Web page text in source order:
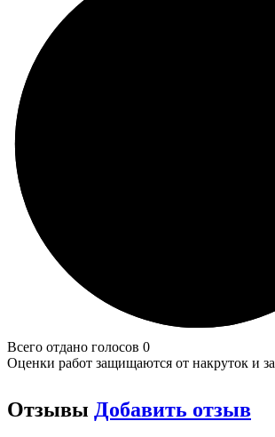
Всего отдано голосов 0
Оценки работ защищаются от накруток и
Отзывы Добавить отзыв